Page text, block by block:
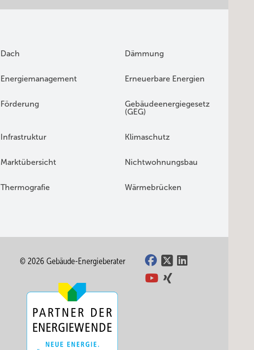
Dach Dämmung
Energiemanagement Erneuerbare Energien
Förderung
Gebäudeenergiegesetz
(GEG)
Infrastruktur Klimaschutz
Marktübersicht Nichtwohnungsbau
Thermografie Wärmebrücken
© 2026 Gebäude-Energieberater